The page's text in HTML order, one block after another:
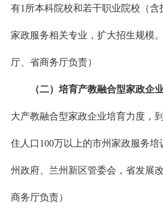
有1所本科院校和若干职业院校（
家政服务相关专业，扩大招生规模
厅、省商务厅负责）
（二）培育产教融合型家政企业
大产教融合型家政企业培育力度，
住人口100万以上的市州家政服务
州政府、兰州新区管委会，省发展
商务厅负责）